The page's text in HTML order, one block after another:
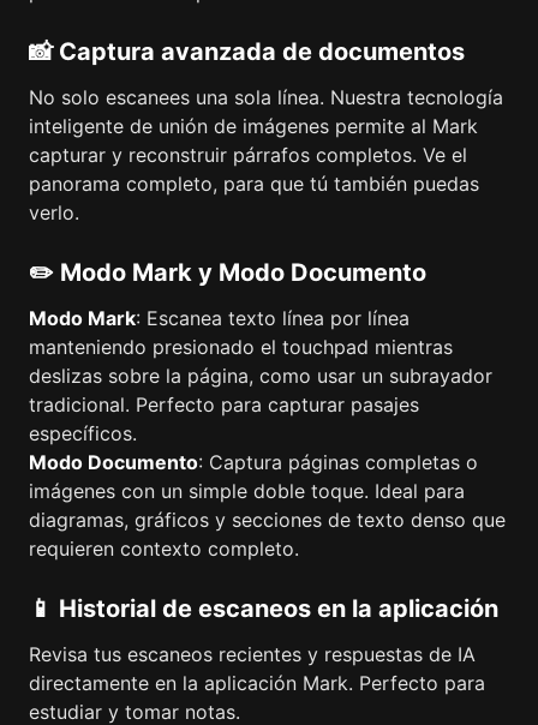
📸 Captura avanzada de documentos
No solo escanees una sola línea. Nuestra tecnología
inteligente de unión de imágenes permite al Mark
capturar y reconstruir párrafos completos. Ve el
panorama completo, para que tú también puedas
verlo.
✏️ Modo Mark y Modo Documento
Modo Mark: Escanea texto línea por línea
manteniendo presionado el touchpad mientras
deslizas sobre la página, como usar un subrayador
tradicional. Perfecto para capturar pasajes
específicos.
Modo Documento: Captura páginas completas o
imágenes con un simple doble toque. Ideal para
diagramas, gráficos y secciones de texto denso que
requieren contexto completo.
📱 Historial de escaneos en la aplicación
Revisa tus escaneos recientes y respuestas de IA
directamente en la aplicación Mark. Perfecto para
estudiar y tomar notas.